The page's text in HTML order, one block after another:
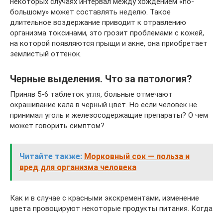
большому» может составлять неделю. Такое
длительное воздержание приводит к отравлению
организма токсинами, это грозит проблемами с кожей,
на которой появляются прыщи и акне, она приобретает
землистый оттенок.
Черные выделения. Что за патология?
Приняв 5-6 таблеток угля, больные отмечают
окрашивание кала в черный цвет. Но если человек не
принимал уголь и железосодержащие препараты? О чем
может говорить симптом?
Читайте также: Морковный сок — польза и
вред для организма человека
Как и в случае с красными экскрементами, изменение
цвета провоцируют некоторые продукты питания. Когда